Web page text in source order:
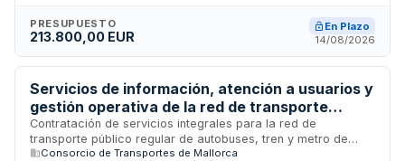
en SEO, auditorías técnicas, optimización para motores
generativos y gestión de proyectos digitales. El servicio
mencionados, incluyendo actuaciones de posicionamiento
internacional y técnicas de Generative Engine Optimization.
PRESUPUESTO
213.800,00 EUR
En Plazo
14/08/2026
Servicios de información, atención a usuarios y
gestión operativa de la red de transporte
público de Mallorca
Contratación de servicios integrales para la red de
transporte público regular de autobuses, tren y metro de
Mallorca, incluyendo atención e información a usuarios,
Consorcio de Transportes de Mallorca